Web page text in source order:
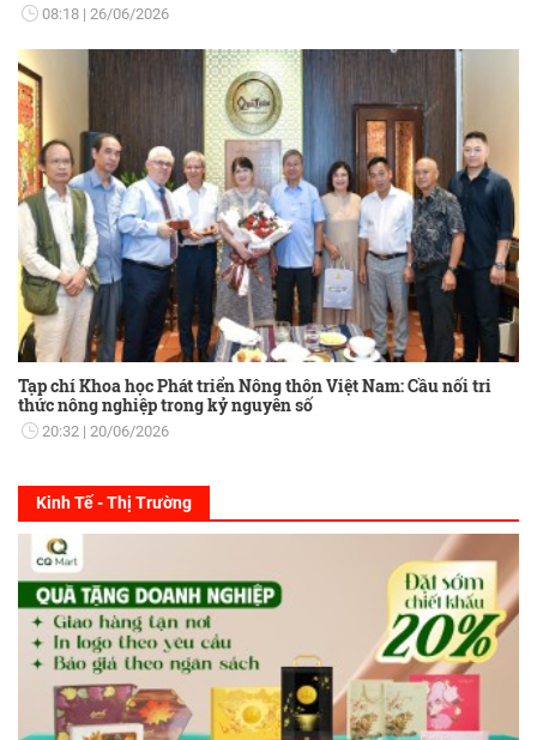
08:18 26/06/2026
Tạp chí Khoa học Phát triển Nông thôn Việt Nam: Cầu nối tri
thức nông nghiệp trong kỷ nguyên số
20:32 20/06/2026
Kinh Tế - Thị Trường